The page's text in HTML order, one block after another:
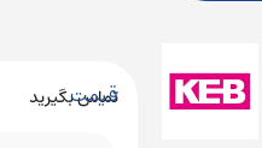
قیمت
تماس بگیرید